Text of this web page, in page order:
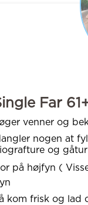
Far
venner og
nogen at
og
på højfyn (
kom frisk og lad